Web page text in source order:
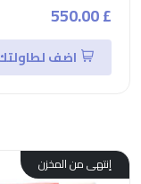
£ 550.00
اضف
إنتهى من المخزن